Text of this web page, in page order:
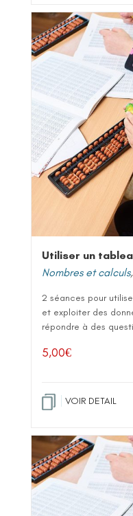
Utiliser un
Nombres et calculs,
2 séances pour
et exploiter des
répondre à des
5,00€
VOIR DETAIL